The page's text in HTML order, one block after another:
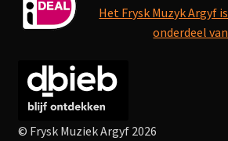
Het Frysk Muzyk Argyf is
onderdeel van
© Frysk Muziek Argyf 2026